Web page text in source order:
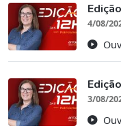
4/08/
3/08/